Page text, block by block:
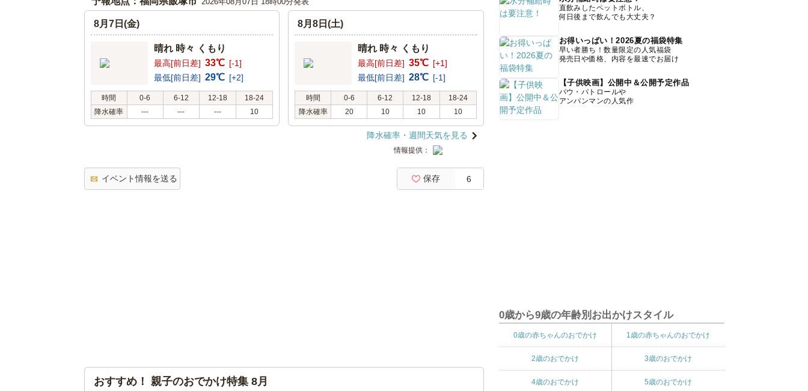
8月7日(金)
晴れ 時々 くもり
最高[前日差] 33℃ [-1]
最低[前日差] 29℃ [+2]
時間 0-6 6-12 12-18
18-24
降水確率
--- --- --- 10
8月8日(土)
晴れ 時々 くもり
最高[前日差] 35℃ [+1]
最低[前日差] 28℃ [-1]
時間 0-6 6-12 12-18
18-24
降水確率
20 10 10 10
降水確率・週間天気を見る
情報提供：
イベント情報を送る 保存 6
おすすめ！ 親子のおでかけ特集 8月
直飲みしたペットボトル、
何日後まで飲んでも大丈夫？
お得いっぱい！2026夏の福袋特集
早い者勝ち！数量限定の人気福袋
発売日や価格、内容を最速でお届け
【子供映画】公開中＆公開予定作品
パウ・パトロールや
アンパンマンの人気作
0歳から9歳の年齢別お出かけスタイル
0歳の赤ちゃんのおでかけ 1歳の赤ちゃんのおでかけ
2歳のおでかけ 3歳のおでかけ
4歳のおでかけ 5歳のおでかけ